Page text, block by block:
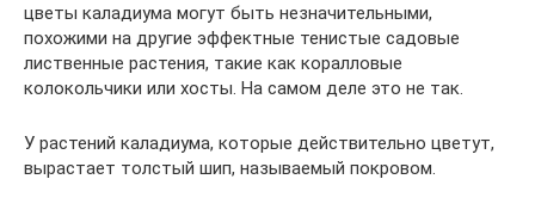
цветы каладиума могут быть незначительными,
похожими на другие эффектные тенистые садовые
лиственные растения, такие как коралловые
колокольчики или хосты. На самом деле это не так.
У растений каладиума, которые действительно цветут,
вырастает толстый шип, называемый покровом.